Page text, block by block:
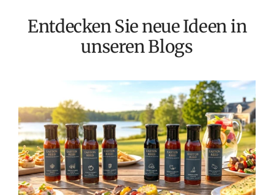
r
i
s
Entdecken Sie neue Ideen in
unseren Blogs